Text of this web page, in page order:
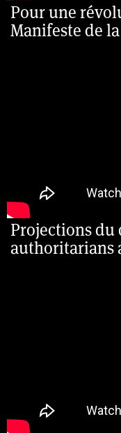
Pour une
Manifeste de
Projections
authoritarians